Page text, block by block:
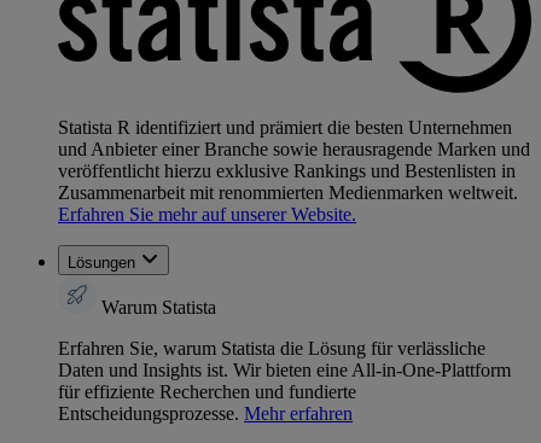
Statista R identifiziert und prämiert die besten Unternehmen
und Anbieter einer Branche sowie herausragende Marken und
veröffentlicht hierzu exklusive Rankings und Bestenlisten in
Zusammenarbeit mit renommierten Medienmarken weltweit.
Erfahren Sie mehr auf unserer Website.
Lösungen
Warum Statista
Erfahren Sie, warum Statista die Lösung für verlässliche
Daten und Insights ist. Wir bieten eine All-in-One-Plattform
für effiziente Recherchen und fundierte
Entscheidungsprozesse. Mehr erfahren